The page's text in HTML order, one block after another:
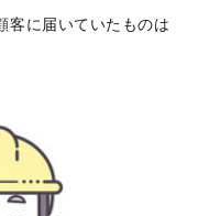
客に届いていたものは